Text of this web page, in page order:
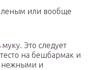
или вообще
Это следует
тесто на бешбармак и
нежными и